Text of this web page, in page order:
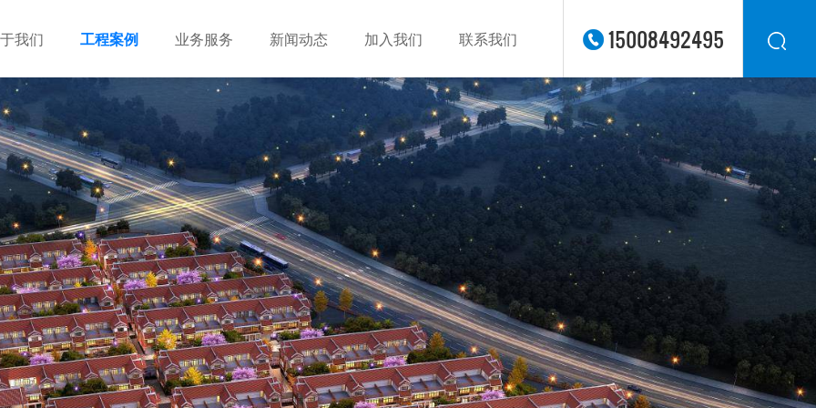
我们 工程案例
建筑设计
电力设计
商物粮储藏（冷库冷冻）
农林设计
勘察资质
水利设计
风景园林
土地规划
城乡规划
工程测绘
工程咨询
工程造价
华东
华北
华南
西南
西北
东南
业务服务 新闻动态 加入我们 联系我们 15008492495